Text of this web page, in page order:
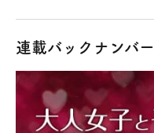
連載バックナンバー